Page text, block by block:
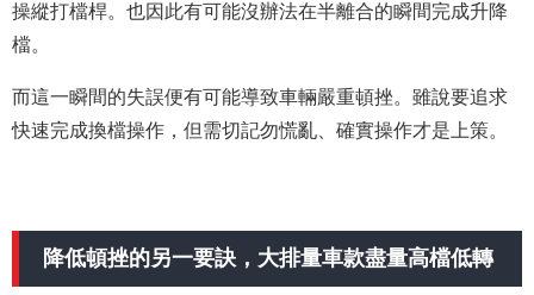
操縱打檔桿。也因此有可能沒辦法在半離合的瞬間完成升降
檔。
而這一瞬間的失誤便有可能導致車輛嚴重頓挫。雖說要追求
快速完成換檔操作，但需切記勿慌亂、確實操作才是上策。
降低頓挫的另一要訣，大排量車款盡量高檔低轉